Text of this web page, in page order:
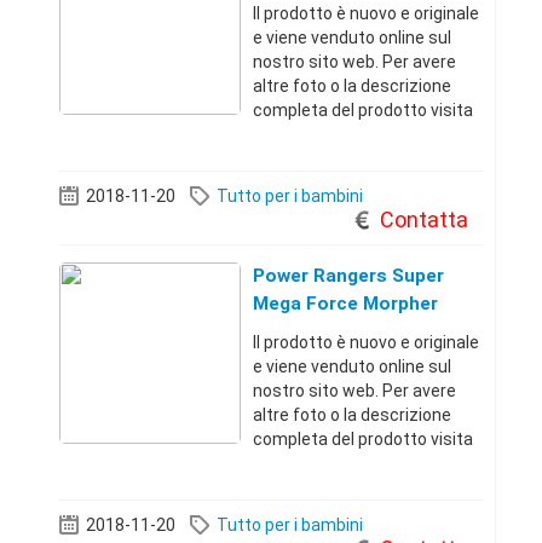
Il prodotto è nuovo e originale
e viene venduto online sul
nostro sito web. Per avere
altre foto o la descrizione
completa del prodotto visita
(Roma)+3967911351 18 €
2018-11-20 Tutto per i bambini
Contatta
Power Rangers Super
Mega Force Morpher
Il prodotto è nuovo e originale
e viene venduto online sul
nostro sito web. Per avere
altre foto o la descrizione
completa del prodotto visita
(Roma)+3967911351 33 €
2018-11-20 Tutto per i bambini